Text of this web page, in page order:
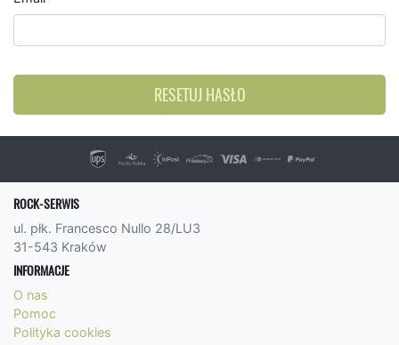
RESETUJ HASŁO
ROCK-SERWIS
ul. płk. Francesco Nullo 28/LU3
31-543 Kraków
INFORMACJE
O nas
Pomoc
Polityka cookies